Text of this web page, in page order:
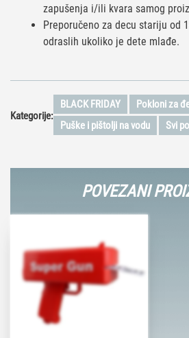
zapušenja i/ili kvara samog
Preporučeno za decu stariju od
odraslih ukoliko je dete mlađe.
Kategorije:
BLACK FRIDAY
Pokloni za
Puške i pištolji na vodu
Svi
POVEZANI